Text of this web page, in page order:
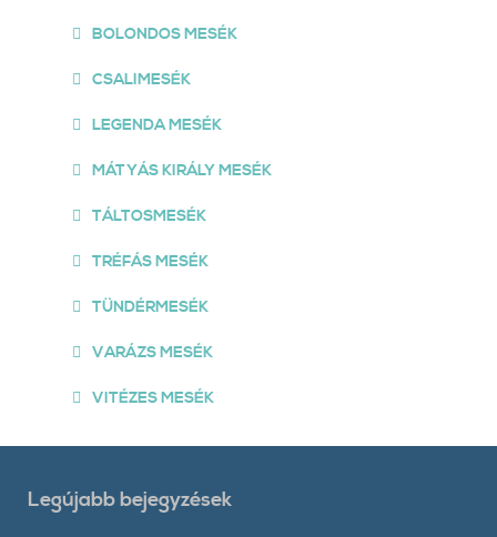
BOLONDOS MESÉK
CSALIMESÉK
LEGENDA MESÉK
MÁTYÁS KIRÁLY MESÉK
TÁLTOSMESÉK
TRÉFÁS MESÉK
TÜNDÉRMESÉK
VARÁZS MESÉK
VITÉZES MESÉK
Legújabb bejegyzések